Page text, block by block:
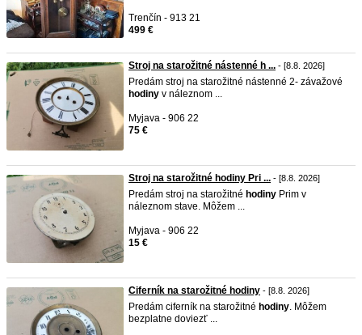
Trenčín - 913 21
499 €
Stroj na starožitné nástenné h ... - [8.8. 2026]
Predám stroj na starožitné nástenné 2- závažové
hodiny v náleznom ...
Myjava - 906 22
75 €
Stroj na starožitné hodiny Pri ... - [8.8. 2026]
Predám stroj na starožitné hodiny Prim v
náleznom stave. Môžem ...
Myjava - 906 22
15 €
Ciferník na starožitné hodiny - [8.8. 2026]
Predám ciferník na starožitné hodiny. Môžem
bezplatne doviezť ...